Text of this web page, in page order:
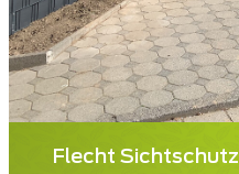
Flecht Sichtschutz